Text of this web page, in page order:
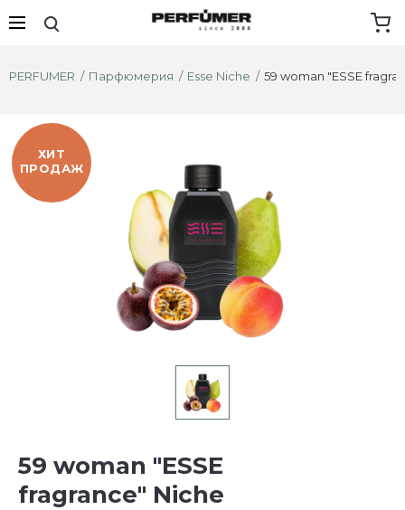
PERFUMER Парфюмерия Esse Niche 59 woman "ESSE
ХИТ
ПРОДАЖ
59 woman "ESSE
fragrance" Niche